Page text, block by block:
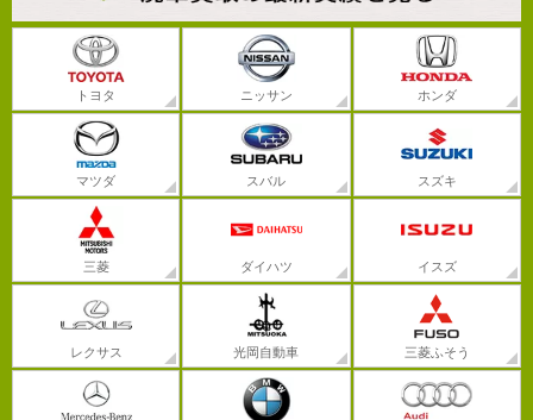
トヨタ ニッサン ホンダ
マツダ スバル スズキ
三菱 ダイハツ イスズ
レクサス 光岡自動車 三菱ふそう